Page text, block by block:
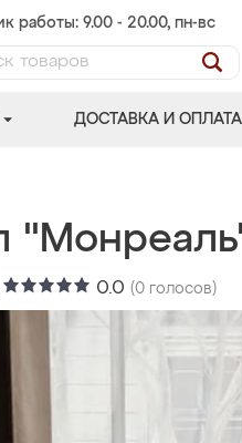
работы: 9.00 - 20.00, пн-вс
ДОСТАВКА И ОПЛАТА
0.0 (0 голосов)